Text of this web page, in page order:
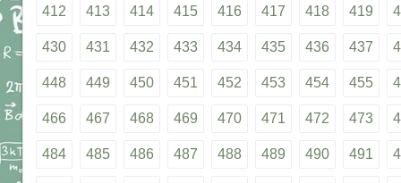
412 413 414 415 416 417 418 419
430 431 432 433 434 435 436 437
448 449 450 451 452 453 454 455
466 467 468 469 470 471 472 473
484 485 486 487 488 489 490 491